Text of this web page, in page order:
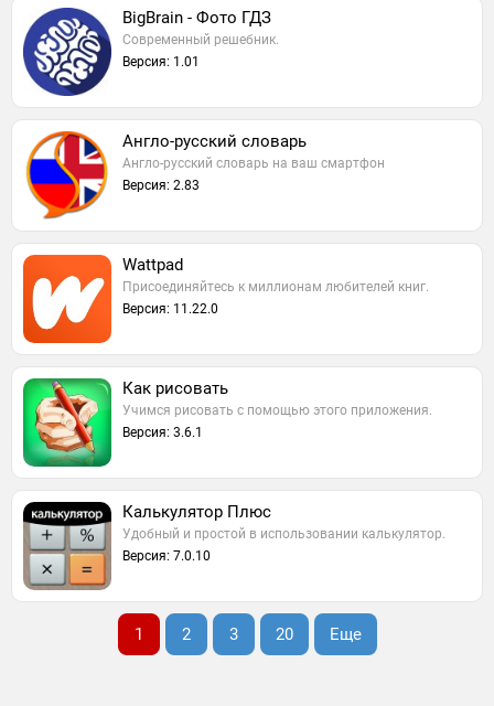
BigBrain - Фото ГДЗ
Современный решебник.
Версия: 1.01
Англо-русский словарь
Англо-русский словарь на ваш смартфон
Версия: 2.83
Wattpad
Присоединяйтесь к миллионам любителей книг.
Версия: 11.22.0
Как рисовать
Учимся рисовать с помощью этого приложения.
Версия: 3.6.1
Калькулятор Плюс
Удобный и простой в использовании калькулятор.
Версия: 7.0.10
1 2 3 20 Еще